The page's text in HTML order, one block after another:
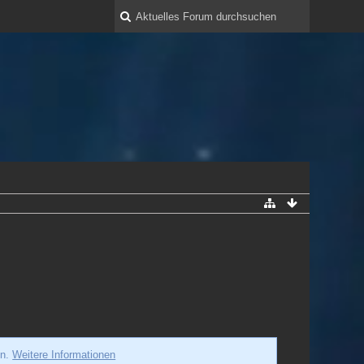
Weitere Informationen